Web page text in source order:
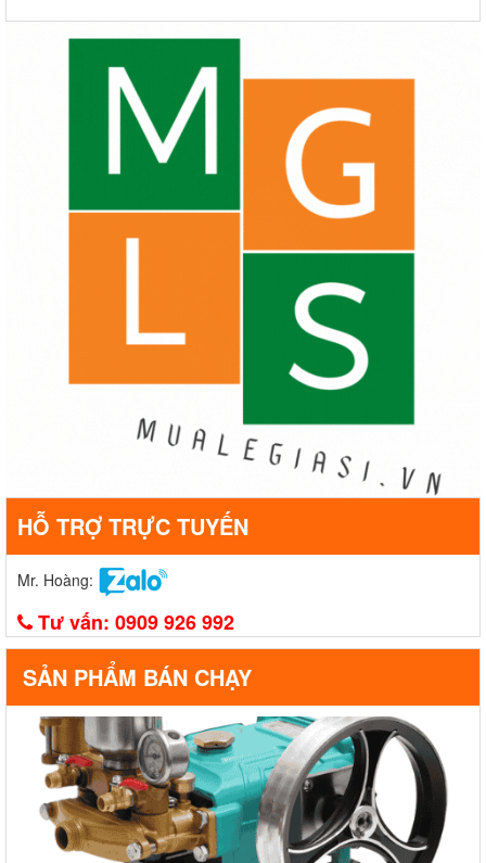
HỖ TRỢ TRỰC TUYẾN
Mr. Hoàng:
Tư vấn: 0909 926 992
SẢN PHẨM BÁN CHẠY